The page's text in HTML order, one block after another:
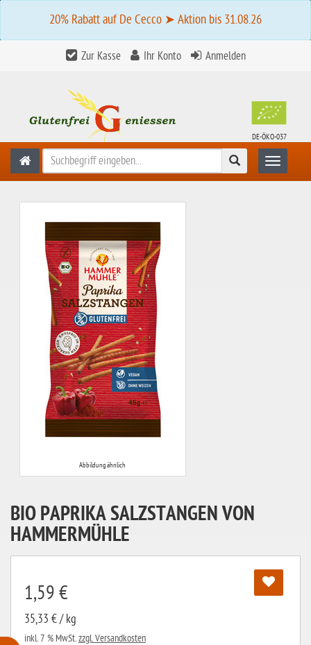
20% Rabatt auf De Cecco ➤ Aktion bis 31.08.26
Zur Kasse Ihr Konto Anmelden
DE-ÖKO-037
Suchen Toggle
Abbildung ähnlich
BIO PAPRIKA SALZSTANGEN VON
HAMMERMÜHLE
1,59 €
35,33 € / kg
inkl. 7 % MwSt.zzgl. Versandkosten